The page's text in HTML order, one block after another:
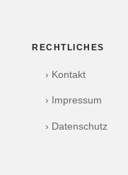
RECHTLICHES
› Kontakt
› Impressum
› Datenschutz